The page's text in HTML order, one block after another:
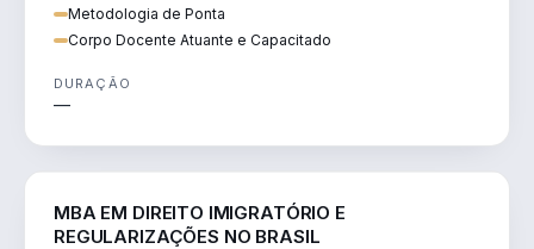
Metodologia de Ponta
Corpo Docente Atuante e Capacitado
DURAÇÃO
—
MBA EM DIREITO IMIGRATÓRIO E
REGULARIZAÇÕES NO BRASIL